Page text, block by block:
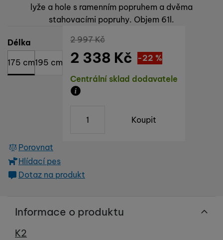
lyže a hole s ramenním popruhem a dvěma
stahovacími popruhy. Objem 61l.
Vyberte variantu
Délka
175 cm195 cm
Dostupnost
Centrální sklad dodavatele
Původní cena
2 997Kč
Sleva
659 Kč
(
-22 %
2 338 Kč
Koupit
Porovnat
Hlídací pes
Dotaz na produkt
Informace o produktu
Výrobce
K2